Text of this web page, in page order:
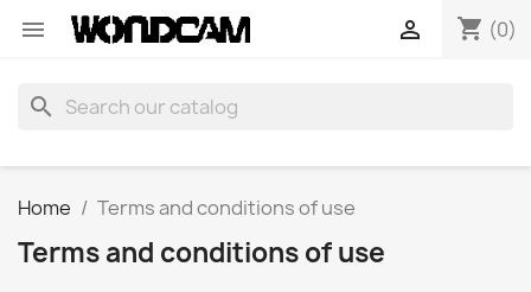
 shopping_cart (0)

search
Home Terms and conditions of use
Terms and conditions of use